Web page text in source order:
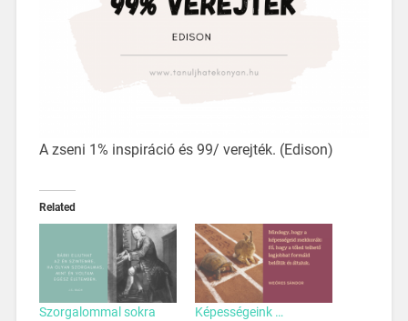
A zseni 1% inspiráció és 99/ verejték. (Edison)
Related
Szorgalommal sokra
Képességeink …